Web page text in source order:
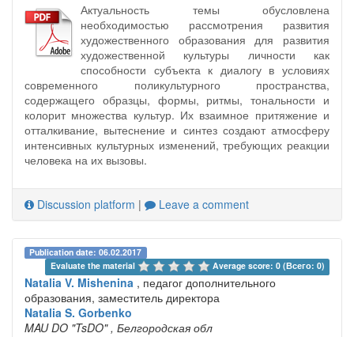
Актуальность темы обусловлена
необходимостью рассмотрения развития
художественного образования для развития
художественной культуры личности как
способности субъекта к диалогу в условиях
современного поликультурного пространства,
содержащего образцы, формы, ритмы, тональности и
колорит множества культур. Их взаимное притяжение и
отталкивание, вытеснение и синтез создают атмосферу
интенсивных культурных изменений, требующих реакции
человека на их вызовы.
Discussion platform | Leave a comment
Publication date: 06.02.2017
Evaluate the material
Average score: 0 (Всего: 0)
Natalia V. Mishenina , педагог дополнительного
образования, заместитель директора
Natalia S. Gorbenko
MAU DO "TsDO" , Белгородская обл